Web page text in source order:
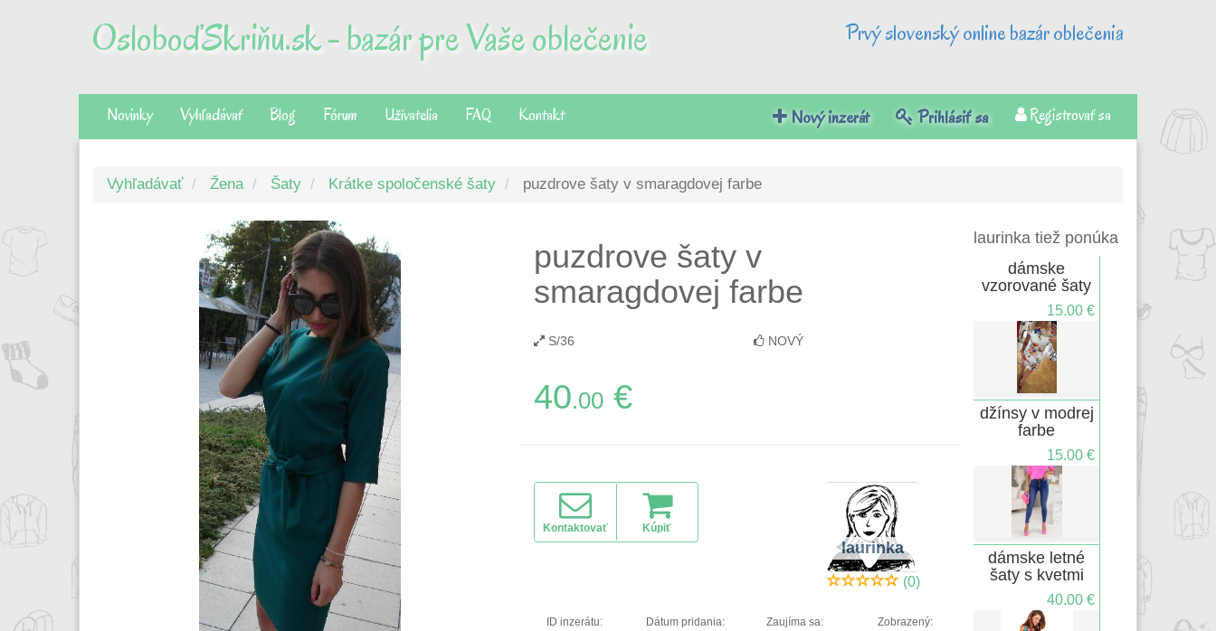
OsloboďSkriňu.sk - bazár pre Vaše oblečenie Prvý slovenský online bazár oblečenia
Novinky Vyhľadávať Blog Fórum Užívatelia FAQ Kontakt Nový inzerát Prihlásiť sa Registrovať sa
Vyhľadávať Žena Šaty Krátke spoločenské šaty puzdrove šaty v smaragdovej farbe
puzdrove šaty v
smaragdovej farbe
S/36 NOVÝ
40.00 €
Kontaktovať Kúpiť
laurinka
(0)
ID inzerátu: Dátum pridania: Zaujíma sa: Zobrazený:
laurinka tiež ponúka
dámske
vzorované šaty
15.00 €
džínsy v modrej
farbe
15.00 €
dámske letné
šaty s kvetmi
40.00 €